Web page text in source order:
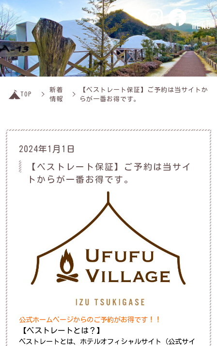
MENU
TOP
新着
情報
【ベストレート保証】ご予約は当サイトか
らが一番お得です。
2024年1月1日
【ベストレート保証】ご予約は当サイ
トからが一番お得です。
公式ホームページからのご予約がお得です！！
【ベストレートとは？】
ベストレートとは、ホテルオフィシャルサイト（公式サイ